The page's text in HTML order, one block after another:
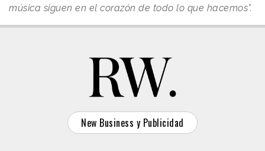
música siguen en el corazón de todo lo que hacemos”.
New Business y Publicidad